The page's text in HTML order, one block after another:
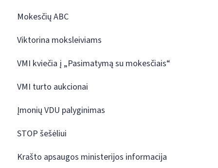
Mokesčių ABC
Viktorina moksleiviams
VMI kviečia į „Pasimatymą su mokesčiais“
VMI turto aukcionai
Įmonių VDU palyginimas
STOP šešėliui
Krašto apsaugos ministerijos informacija